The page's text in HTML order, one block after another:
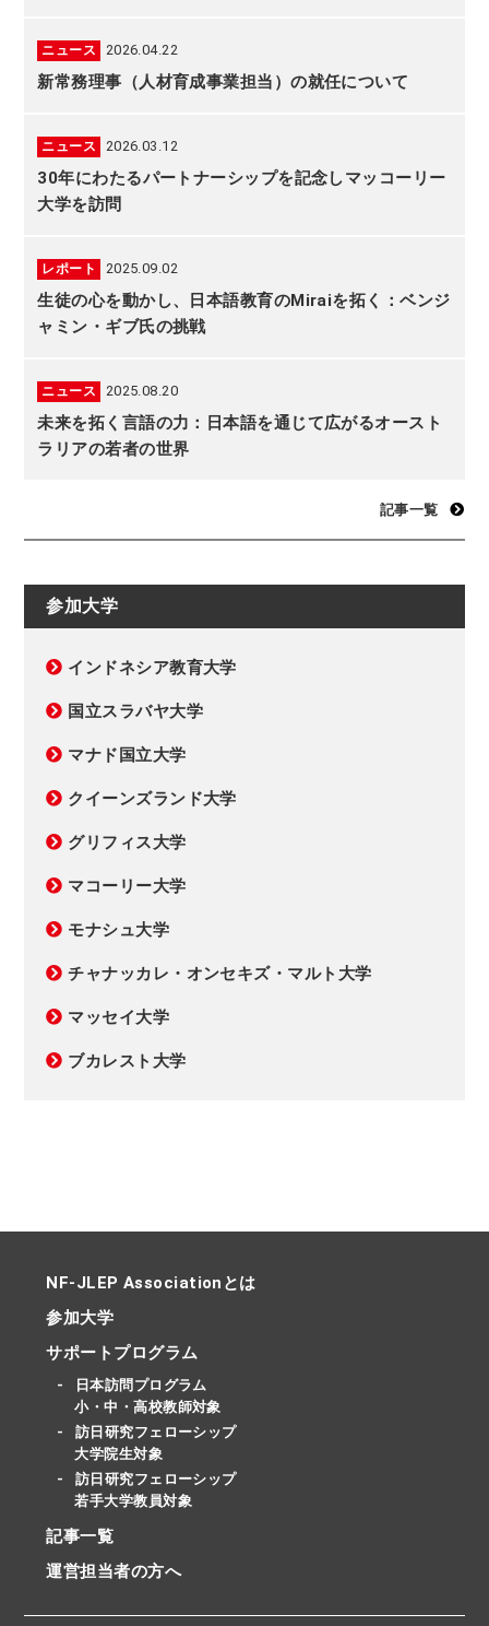
ニュース 2026.04.22
新常務理事（人材育成事業担当）の就任について
ニュース 2026.03.12
30年にわたるパートナーシップを記念しマッコーリー
大学を訪問
レポート 2025.09.02
生徒の心を動かし、日本語教育のMiraiを拓く：ベンジ
ャミン・ギブ氏の挑戦
ニュース 2025.08.20
未来を拓く言語の力：日本語を通じて広がるオースト
ラリアの若者の世界
記事一覧
参加大学
インドネシア教育大学
国立スラバヤ大学
マナド国立大学
クイーンズランド大学
グリフィス大学
マコーリー大学
モナシュ大学
チャナッカレ・オンセキズ・マルト大学
マッセイ大学
ブカレスト大学
NF-JLEP Associationとは
参加大学
サポートプログラム
日本訪問プログラム
小・中・高校教師対象
訪日研究フェローシップ
大学院生対象
訪日研究フェローシップ
若手大学教員対象
記事一覧
運営担当者の方へ